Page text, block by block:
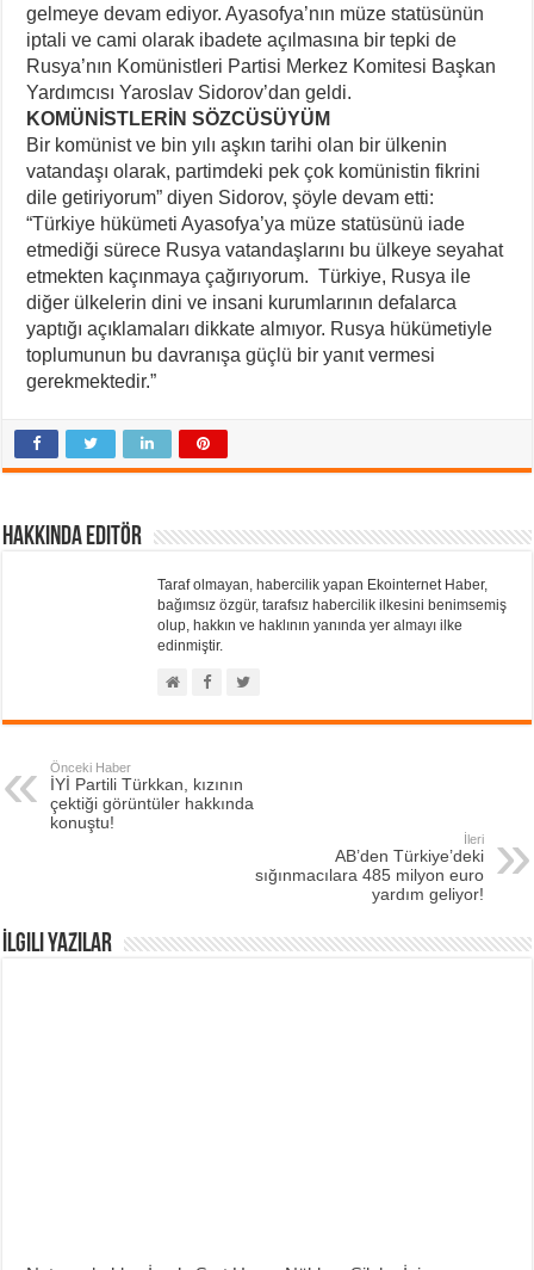
gelmeye devam ediyor. Ayasofya’nın müze statüsünün
iptali ve cami olarak ibadete açılmasına bir tepki de
Rusya’nın Komünistleri Partisi Merkez Komitesi Başkan
Yardımcısı Yaroslav Sidorov’dan geldi.
KOMÜNİSTLERİN SÖZCÜSÜYÜM
Bir komünist ve bin yılı aşkın tarihi olan bir ülkenin
vatandaşı olarak, partimdeki pek çok komünistin fikrini
dile getiriyorum” diyen Sidorov, şöyle devam etti:
“Türkiye hükümeti Ayasofya’ya müze statüsünü iade
etmediği sürece Rusya vatandaşlarını bu ülkeye seyahat
etmekten kaçınmaya çağırıyorum. Türkiye, Rusya ile
diğer ülkelerin dini ve insani kurumlarının defalarca
yaptığı açıklamaları dikkate almıyor. Rusya hükümetiyle
toplumunun bu davranışa güçlü bir yanıt vermesi
gerekmektedir.”
Hakkında Editör
Taraf olmayan, habercilik yapan Ekointernet Haber,
bağımsız özgür, tarafsız habercilik ilkesini benimsemiş
olup, hakkın ve haklının yanında yer almayı ilke
edinmiştir.
Önceki Haber
İYİ Partili Türkkan, kızının
çektiği görüntüler hakkında
konuştu!
İleri
AB’den Türkiye’deki
sığınmacılara 485 milyon euro
yardım geliyor!
İlgili Yazılar